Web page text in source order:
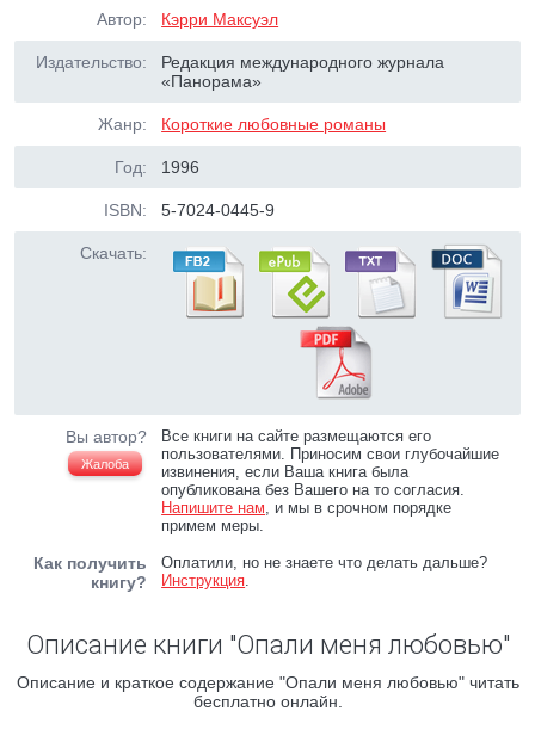
Автор: Кэрри Максуэл
Издательство:
Редакция международного журнала
«Панорама»
Жанр: Короткие любовные романы
Год: 1996
ISBN: 5-7024-0445-9
Скачать:
Вы автор?
Жалоба
Все книги на сайте размещаются его
пользователями. Приносим свои глубочайшие
извинения, если Ваша книга была
опубликована без Вашего на то согласия.
Напишите нам, и мы в срочном порядке
примем меры.
Как получить
книгу?
Оплатили, но не знаете что делать дальше?
Инструкция.
Описание книги "Опали меня любовью"
Описание и краткое содержание "Опали меня любовью" читать
бесплатно онлайн.